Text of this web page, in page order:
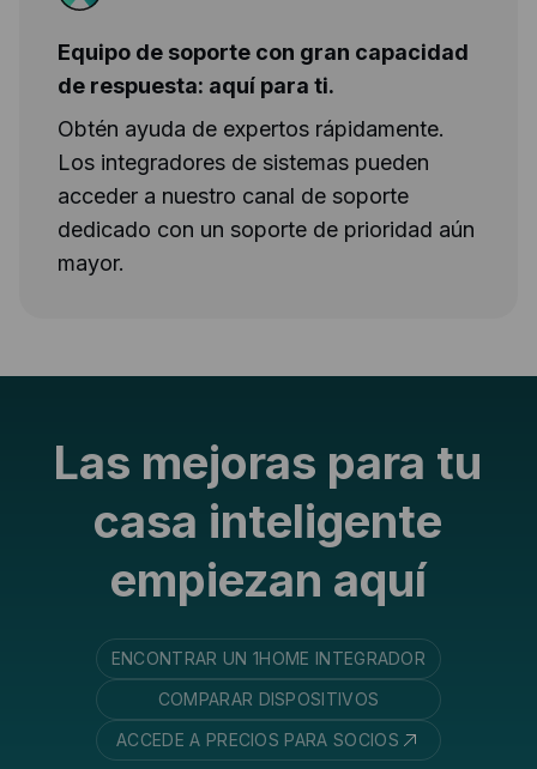
Equipo de soporte con gran capacidad
de respuesta: aquí para ti.
Obtén ayuda de expertos rápidamente.
Los integradores de sistemas pueden
acceder a nuestro canal de soporte
dedicado con un soporte de prioridad aún
mayor.
Las mejoras para tu
casa inteligente
empiezan aquí
ENCONTRAR UN 1HOME INTEGRADOR
COMPARAR DISPOSITIVOS
ACCEDE A PRECIOS PARA SOCIOS